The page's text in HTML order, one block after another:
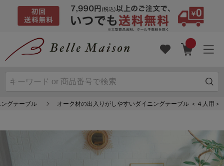
グテーブル オーク材の出入りがしやすいダイニングテーブル ＜４人用＞